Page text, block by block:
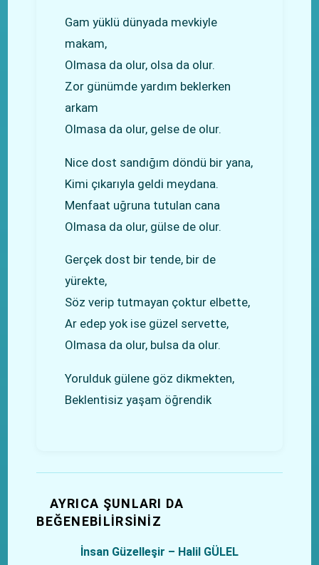
Gam yüklü dünyada mevkiyle
makam,
Olmasa da olur, olsa da olur.
Zor günümde yardım beklerken
arkam
Olmasa da olur, gelse de olur.
Nice dost sandığım döndü bir yana,
Kimi çıkarıyla geldi meydana.
Menfaat uğruna tutulan cana
Olmasa da olur, gülse de olur.
Gerçek dost bir tende, bir de
yürekte,
Söz verip tutmayan çoktur elbette,
Ar edep yok ise güzel servette,
Olmasa da olur, bulsa da olur.
Yorulduk gülene göz dikmekten,
Beklentisiz yaşam öğrendik
AYRICA ŞUNLARI DA
BEĞENEBILIRSINIZ
İnsan Güzelleşir – Halil GÜLEL